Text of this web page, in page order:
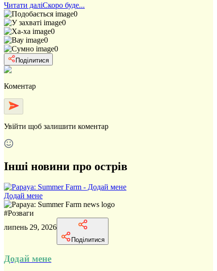
Читати даліСкоро буде...
0
0
0
0
0
Поділитися
Коментар
Увійти щоб залишити коментар
Інші новини про острів
Додай мене
#Розваги
липень 29, 2026
Поділитися
Додай мене